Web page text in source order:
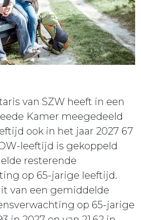
van SZW heeft in een
Kamer meegedeeld
ook in het jaar 2027 67
leeftijd is gekoppeld
resterende
op 65-jarige leeftijd.
van een gemiddelde
op 65-jarige